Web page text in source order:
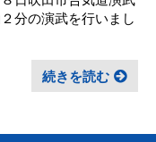
分の演武を行いまし
続きを読む